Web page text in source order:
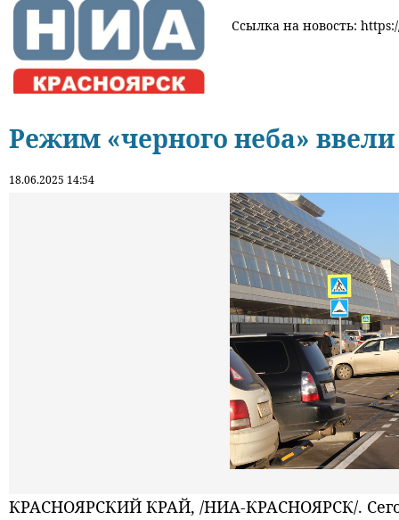
Ссылка на новость:
Режим «черного неба»
18.06.2025 14:54
КРАСНОЯРСКИЙ КРАЙ, /НИА-КРАСНОЯРСК/.